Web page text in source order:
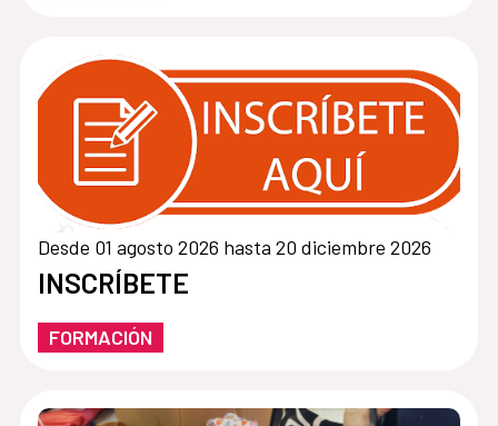
Desde 01 agosto 2026 hasta 20 diciembre 2026
INSCRÍBETE
FORMACIÓN